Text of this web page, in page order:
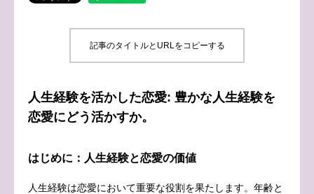
記事のタイトルとURLをコピーする
人生経験を活かした恋愛: 豊かな人生経験を
恋愛にどう活かすか。
はじめに：人生経験と恋愛の価値
人生経験は恋愛において重要な役割を果たします。年齢と